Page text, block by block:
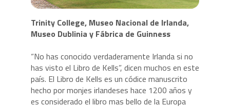
Trinity College, Museo Nacional de Irlanda,
Museo Dublinia y Fábrica de Guinness
“No has conocido verdaderamente Irlanda si no
has visto el Libro de Kells”, dicen muchos en este
país. El Libro de Kells es un códice manuscrito
hecho por monjes irlandeses hace 1200 años y
es considerado el libro mas bello de la Europa